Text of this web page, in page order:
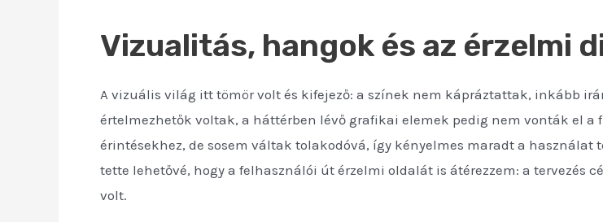
Vizualitás, hangok és az érzelmi
A vizuális világ itt tömör volt és kifejező: a színek nem kápráztattak, inkább
értelmezhetők voltak, a háttérben lévő grafikai elemek pedig nem vonták el
érintésekhez, de sosem váltak tolakodóvá, így kényelmes maradt a használat
tette lehetővé, hogy a felhasználói út érzelmi oldalát is átérezzem: a tervezés
volt.